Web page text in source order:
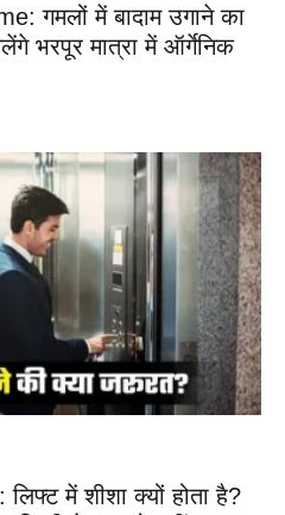
गमलों में बादाम उगाने का
भरपूर मात्रा में ऑर्गेनिक
में शीशा क्यों होता है?